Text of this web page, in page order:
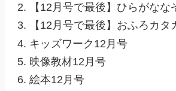
【12月号で最後】ひらがなな
【12月号で最後】おふろカタ
キッズワーク12月号
映像教材12月号
絵本12月号